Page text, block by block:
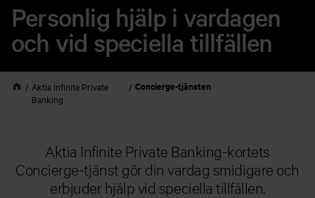
Personlig hjälp i vardagen
och vid speciella tillfällen
Aktia Infinite Private
Banking
Concierge-tjänsten
Aktia Infinite Private Banking-kortets
Concierge-tjänst gör din vardag smidigare och
erbjuder hjälp vid speciella tillfällen.